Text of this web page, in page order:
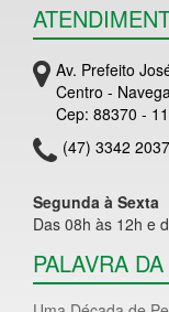
Av. Prefeito
Centro -
Cep: 88370 -
(47) 3342 2037
Segunda à Sexta
Das 08h às 12h e
PALAVRA